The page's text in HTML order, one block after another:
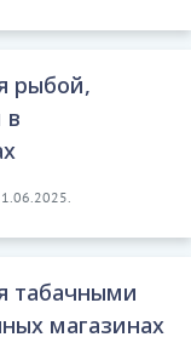
рыбой,
в
1.06.2025.
табачными
магазинах